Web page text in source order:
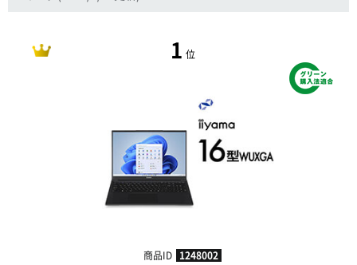
1 位
商品ID 1248002